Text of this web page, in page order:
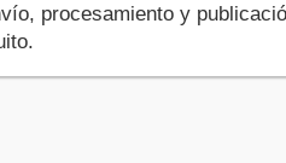
procesamiento y